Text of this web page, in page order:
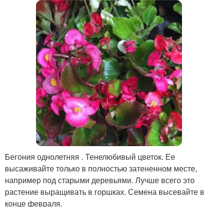
Бегония однолетняя . Тенелюбивый цветок. Ее
высаживайте только в полностью затененном месте,
например под старыми деревьями. Лучше всего это
растение выращивать в горшках. Семена высевайте в
конце февраля.